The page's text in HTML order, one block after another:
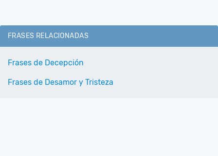
FRASES RELACIONADAS
Frases de Decepción
Frases de Desamor y Tristeza